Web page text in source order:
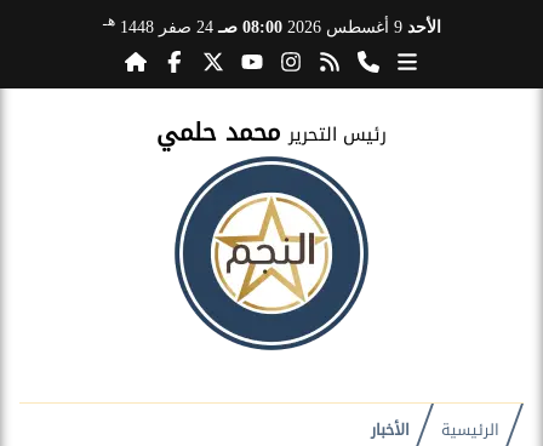
الأحد 9 أغسطس 2026 08:00 صـ 24 صفر 1448 هـ
رئيس التحرير محمد حلمي
الرئيسية الأخبار